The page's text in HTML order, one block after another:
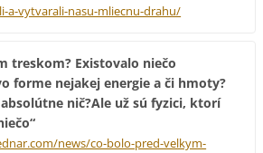
a-vytvarali-nasu-mliecnu-drahu/
treskom? Existovalo niečo
forme nejakej energie a či hmoty?
nič?Ale už sú fyzici, ktorí
news/co-bolo-pred-velkym-